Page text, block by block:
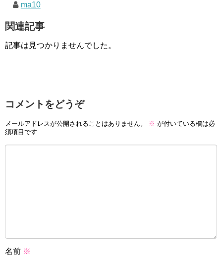
ma10
関連記事
記事は見つかりませんでした。
コメントをどうぞ
メールアドレスが公開されることはありません。 ※ が付いている欄は必
須項目です
名前 ※